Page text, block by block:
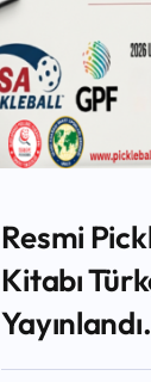
Resmi
Kitabı
Yayınlandı.